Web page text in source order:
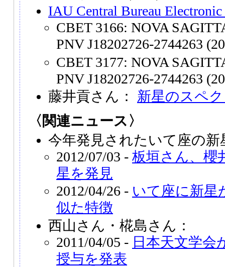
IAU Central Bureau Electronic
CBET 3166: NOVA
PNV J18202726-2744263
CBET 3177: NOVA
PNV J18202726-2744263
藤井貢さん： 新星のスペ
〈関連ニュース〉
今年発見されたいて座の新
2012/07/03 - 板垣さん、櫻
星を発見
2012/04/26 - いて座に新
似た特徴
西山さん・椛島さん：
2011/04/05 - 日本天文学会
授与を発表